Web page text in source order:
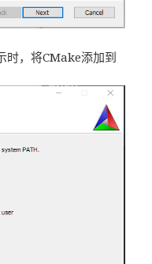
时，将CMake添加到